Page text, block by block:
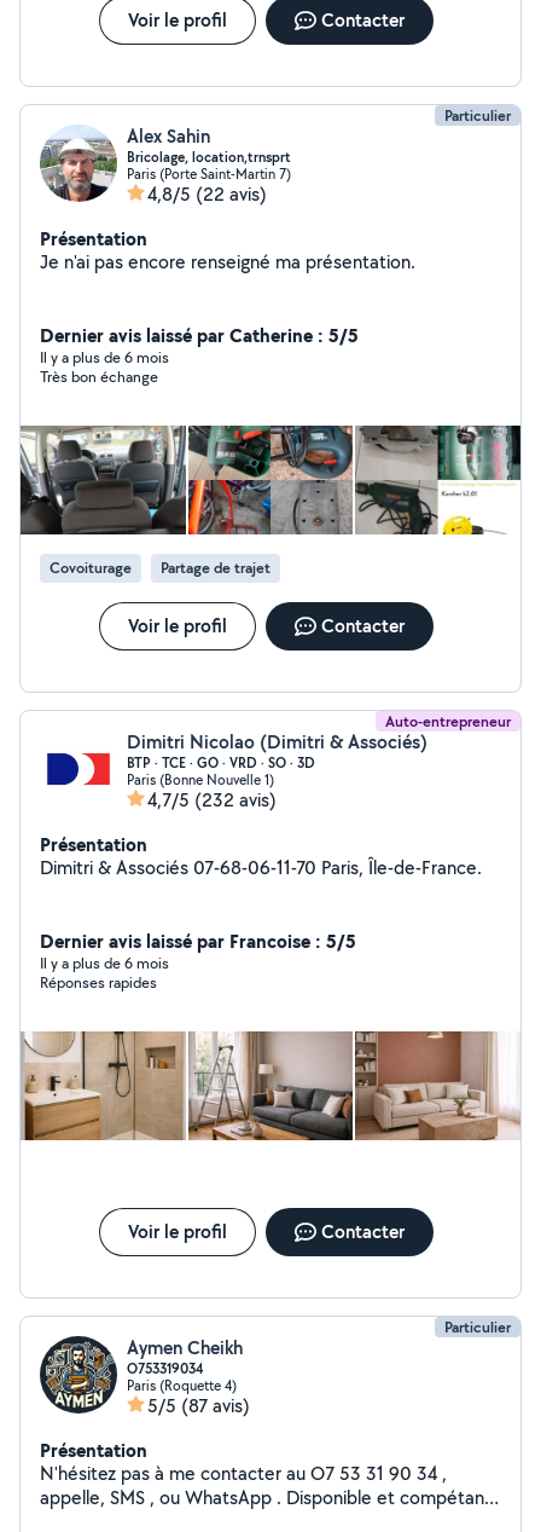
Voir le profil Contacter
Particulier
Alex Sahin
Bricolage, location,trnsprt
Paris (Porte Saint-Martin 7)
4,8/5 (22 avis)
Présentation
Je n'ai pas encore renseigné ma présentation.
Dernier avis laissé par Catherine : 5/5
Il y a plus de 6 mois
Très bon échange
Covoiturage Partage de trajet
Voir le profil Contacter
Auto-entrepreneur
Dimitri Nicolao (Dimitri & Associés)
BTP · TCE · GO · VRD · SO · 3D
Paris (Bonne Nouvelle 1)
4,7/5 (232 avis)
Présentation
Dimitri & Associés 07-68-06-11-70 Paris, Île-de-France.
Dernier avis laissé par Francoise : 5/5
Il y a plus de 6 mois
Réponses rapides
Voir le profil Contacter
Particulier
Aymen Cheikh
O753319034
Paris (Roquette 4)
5/5 (87 avis)
Présentation
N'hésitez pas à me contacter au O7 53 31 90 34 ,
appelle, SMS , ou WhatsApp . Disponible et compétant